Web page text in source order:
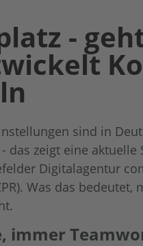
-
sind in
das zeigt eine aktuelle
Digitalagentur
Was das
immer